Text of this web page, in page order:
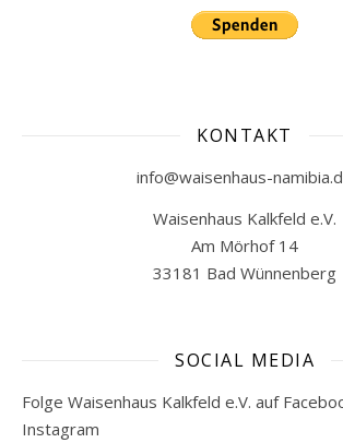
KONTAKT
info@waisenhaus-
Waisenhaus Kalkfeld e.V.
Am Mörhof 14
33181 Bad Wünnenberg
SOCIAL MEDIA
Folge Waisenhaus Kalkfeld e.V. auf
Instagram